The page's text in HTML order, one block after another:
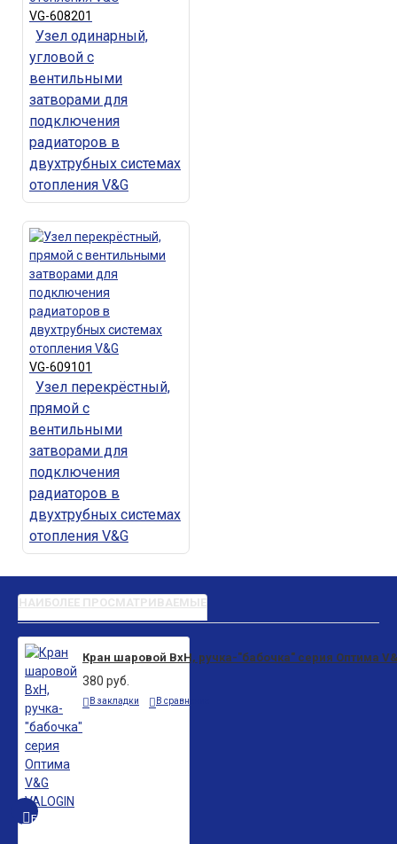
VG-608201
Узел одинарный,
угловой с
вентильными
затворами для
подключения
радиаторов в
двухтрубных системах
отопления V&G
VG-609101
Узел перекрёстный,
прямой с
вентильными
затворами для
подключения
радиаторов в
двухтрубных системах
отопления V&G
НАИБОЛЕЕ ПРОСМАТРИВАЕМЫЕ
БЫСТРЫЙ ПРОСМОТР
Кран шаровой ВxН, ручка-"бабочка" серия Оптима
380 руб.
В закладки В сравнение